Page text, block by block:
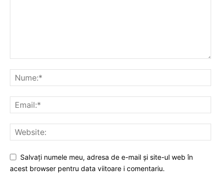
Salvați numele meu, adresa de e-mail și site-ul web în
acest browser pentru data viitoare i comentariu.